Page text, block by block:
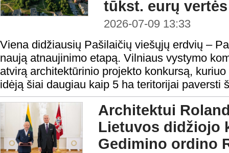
tūkst. eurų
2026-07-09 13:33
Viena didžiausių Pašilaičių viešųjų erdvių –
naują atnaujinimo etapą. Vilniaus vystymo
atvirą architektūrinio projekto konkursą,
idėją šiai daugiau kaip 5 ha teritorijai paversti
Architektui
Lietuvos didžiojo
Gedimino ordino